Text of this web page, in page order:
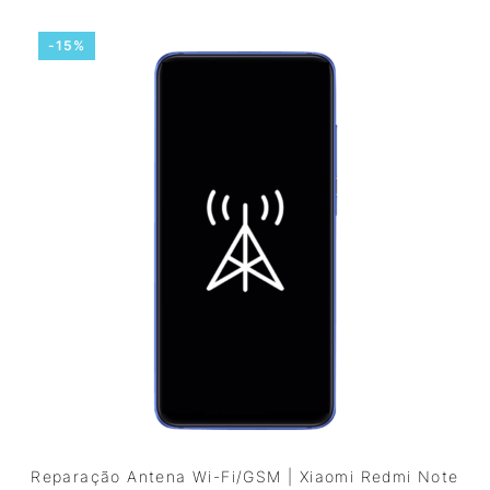
-15%
Reparação Antena Wi-Fi/GSM | Xiaomi Redmi Note